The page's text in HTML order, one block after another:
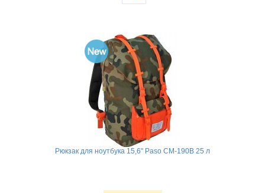
Рюкзак для ноутбука 15,6" Paso CM-190B 25 л